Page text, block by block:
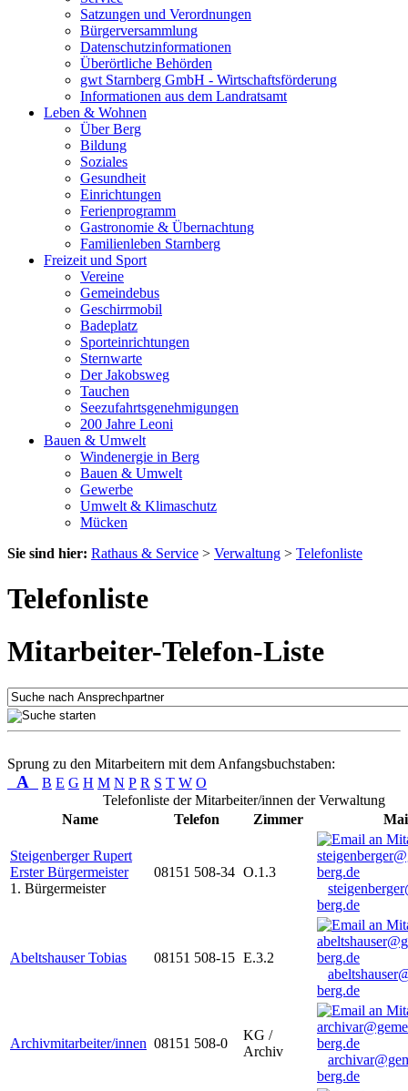
Satzungen und Verordnungen
Bürgerversammlung
Datenschutzinformationen
Überörtliche Behörden
gwt Starnberg GmbH - Wirtschaftsförderung
Informationen aus dem Landratsamt
Leben & Wohnen
Über Berg
Bildung
Soziales
Gesundheit
Einrichtungen
Ferienprogramm
Gastronomie & Übernachtung
Familienleben Starnberg
Freizeit und Sport
Vereine
Gemeindebus
Geschirrmobil
Badeplatz
Sporteinrichtungen
Sternwarte
Der Jakobsweg
Tauchen
Seezufahrtsgenehmigungen
200 Jahre Leoni
Bauen & Umwelt
Windenergie in Berg
Bauen & Umwelt
Gewerbe
Umwelt & Klimaschutz
Mücken
Sie sind hier: Rathaus & Service > Verwaltung > Telefonliste
Telefonliste
Mitarbeiter-Telefon-Liste
Sprung zu den Mitarbeitern mit dem Anfangsbuchstaben:
A B E G H M N P R S T W O
Telefonliste der Mitarbeiter/innen der Verwaltung
Name
Telefon Zimmer
Steigenberger Rupert
Erster Bürgermeister
1. Bürgermeister
08151 508-34 O.1.3
berg.de
Abeltshauser Tobias 08151 508-15 E.3.2
berg.de
Archivmitarbeiter/innen 08151 508-0
KG /
Archiv
berg.de